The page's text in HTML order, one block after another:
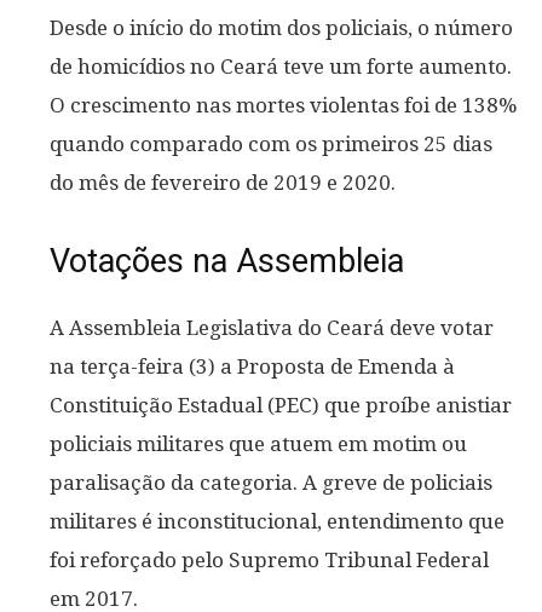
Desde o início do motim dos policiais, o número
de homicídios no Ceará teve um forte aumento.
O crescimento nas mortes violentas foi de 138%
quando comparado com os primeiros 25 dias
do mês de fevereiro de 2019 e 2020.
Votações na Assembleia
A Assembleia Legislativa do Ceará deve votar
na terça-feira (3) a Proposta de Emenda à
Constituição Estadual (PEC) que proíbe anistiar
policiais militares que atuem em motim ou
paralisação da categoria. A greve de policiais
militares é inconstitucional, entendimento que
foi reforçado pelo Supremo Tribunal Federal
em 2017.